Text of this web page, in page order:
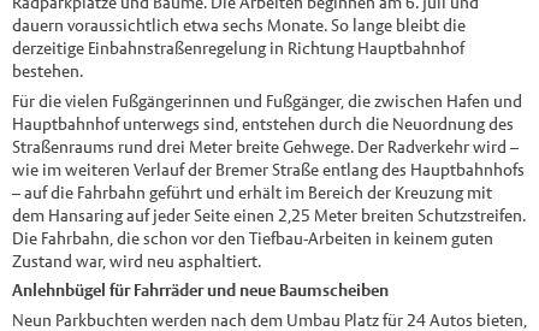
dauern voraussichtlich etwa sechs Monate. So lange bleibt die
derzeitige Einbahnstraßenregelung in Richtung Hauptbahnhof
bestehen.
Für die vielen Fußgängerinnen und Fußgänger, die zwischen Hafen und
Hauptbahnhof unterwegs sind, entstehen durch die Neuordnung des
Straßenraums rund drei Meter breite Gehwege. Der Radverkehr wird –
wie im weiteren Verlauf der Bremer Straße entlang des Hauptbahnhofs
– auf die Fahrbahn geführt und erhält im Bereich der Kreuzung mit
dem Hansaring auf jeder Seite einen 2,25 Meter breiten Schutzstreifen.
Die Fahrbahn, die schon vor den Tiefbau-Arbeiten in keinem guten
Zustand war, wird neu asphaltiert.
Anlehnbügel für Fahrräder und neue Baumscheiben
Neun Parkbuchten werden nach dem Umbau Platz für 24 Autos bieten,